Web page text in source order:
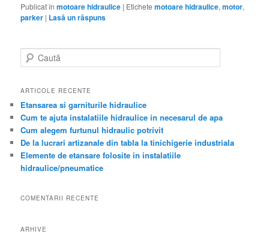
Publicat în motoare hidraulice | Etichete motoare hidraulice,motor,
parker | Lasă un răspuns
Caută
ARTICOLE RECENTE
Etansarea si garniturile hidraulice
Cum te ajuta instalatiile hidraulice in necesarul de apa
Cum alegem furtunul hidraulic potrivit
De la lucrari artizanale din tabla la tinichigerie industriala
Elemente de etansare folosite in instalatiile
hidraulice/pneumatice
COMENTARII RECENTE
ARHIVE